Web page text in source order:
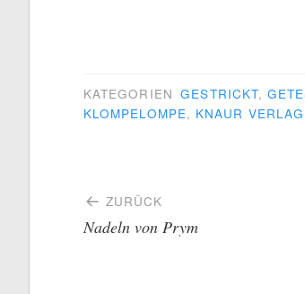
KATEGORIEN GESTRICKT,
KLOMPELOMPE, KNAUR VERLAG
ZURÜCK
Nadeln von Prym